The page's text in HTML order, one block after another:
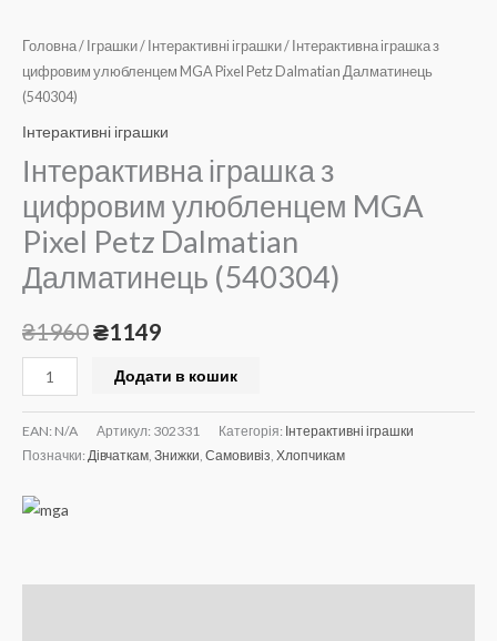
Головна/ Іграшки/ Інтерактивні іграшки/ Інтерактивна іграшка з
цифровим улюбленцем MGA Pixel Petz Dalmatian Далматинець
(540304)
Інтерактивні іграшки
Інтерактивна іграшка з
цифровим улюбленцем MGA
Pixel Petz Dalmatian
Далматинець (540304)
₴1960₴1149
Додати в кошик
EAN: N/A Артикул: 302331 Категорія: Інтерактивні іграшки
Позначки: Дівчаткам Знижки Самовивіз Хлопчикам